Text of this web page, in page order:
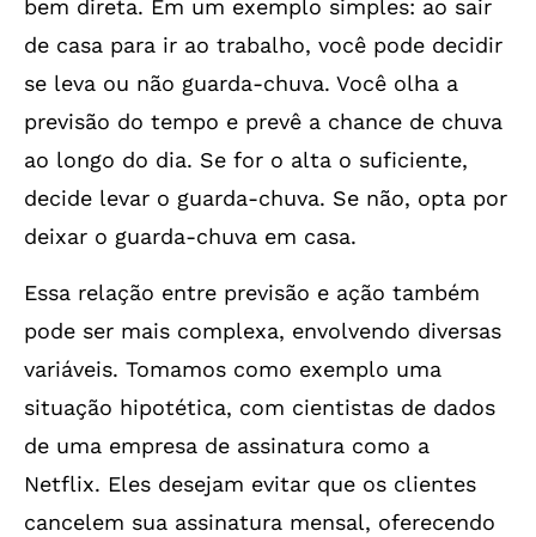
bem direta. Em um exemplo simples: ao sair
de casa para ir ao trabalho, você pode decidir
se leva ou não guarda-chuva. Você olha a
previsão do tempo e prevê a chance de chuva
ao longo do dia. Se for o alta o suficiente,
decide levar o guarda-chuva. Se não, opta por
deixar o guarda-chuva em casa.
Essa relação entre previsão e ação também
pode ser mais complexa, envolvendo diversas
variáveis. Tomamos como exemplo uma
situação hipotética, com cientistas de dados
de uma empresa de assinatura como a
Netflix. Eles desejam evitar que os clientes
cancelem sua assinatura mensal, oferecendo